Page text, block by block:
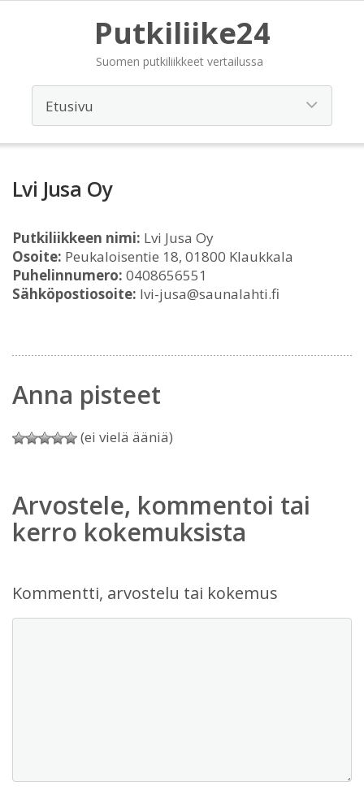
Putkiliike24
Suomen putkiliikkeet vertailussa
Lvi Jusa Oy
Putkiliikkeen nimi: Lvi Jusa Oy
Osoite: Peukaloisentie 18, 01800 Klaukkala
Puhelinnumero: 0408656551
Sähköpostiosoite: lvi-jusa@saunalahti.fi
Anna pisteet
(ei vielä ääniä)
Arvostele, kommentoi tai
kerro kokemuksista
Kommentti, arvostelu tai kokemus